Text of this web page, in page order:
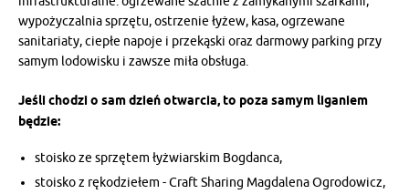
wypożyczalnia sprzętu, ostrzenie łyżew, kasa, ogrzewane
sanitariaty, ciepłe napoje i przekąski oraz darmowy parking przy
samym lodowisku i zawsze miła obsługa.
Jeśli chodzi o sam dzień otwarcia, to poza samym liganiem
będzie:
stoisko ze sprzętem łyżwiarskim Bogdanca,
stoisko z rękodziełem - Craft Sharing Magdalena Ogrodowicz,